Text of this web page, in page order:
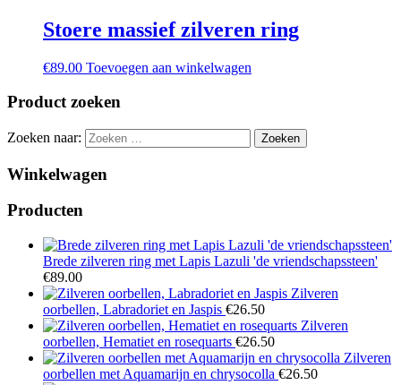
Stoere massief zilveren ring
€89.00 Toevoegen aan winkelwagen
Product zoeken
Zoeken naar:
Winkelwagen
Producten
Brede zilveren ring met Lapis Lazuli 'de vriendschapssteen'
€89.00
Zilveren
oorbellen, Labradoriet en Jaspis €26.50
Zilveren
oorbellen, Hematiet en rosequarts €26.50
Zilveren
oorbellen met Aquamarijn en chrysocolla €26.50